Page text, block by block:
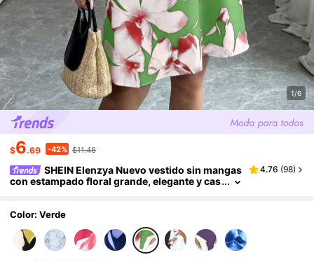
1/6
$6.69 -42% $11.48
SHEIN Elenzya Nuevo vestido sin mangas
con estampado floral grande, elegante y cas
4.76 (98)
Color: Verde